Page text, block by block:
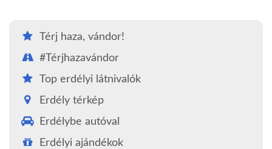
Térj haza, vándor!
#Térjhazavándor
Top erdélyi látnivalók
Erdély térkép
Erdélybe autóval
Erdélyi ajándékok